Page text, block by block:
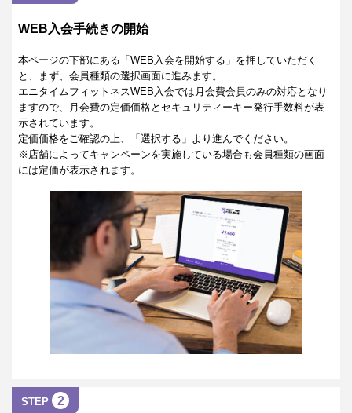
WEB入会手続きの開始
本ページの下部にある「WEB入会を開始する」を押していただく
と、まず、会員種類の選択画面に進みます。
エニタイムフィットネスWEB入会では月会費会員のみの対応となり
ますので、月会費の定価価格とセキュリティーキー発行手数料が表
示されています。
定価価格をご確認の上、「選択する」より進んでください。
※店舗によってキャンペーンを実施している場合も会員種類の画面
には定価が表示されます。
STEP 2